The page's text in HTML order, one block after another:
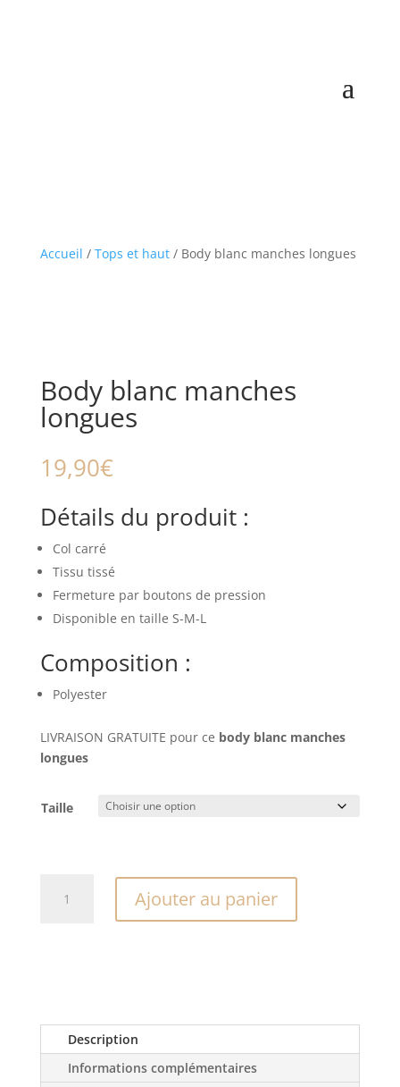
Accueil / Tops et haut/ Body blanc manches longues
Body blanc manches
longues
19,90€
Détails du produit :
Col carré
Tissu tissé
Fermeture par boutons de pression
Disponible en taille S-M-L
Composition :
Polyester
LIVRAISON GRATUITE pour ce body blanc manches
longues
Taille
Ajouter au panier
Description
Informations complémentaires